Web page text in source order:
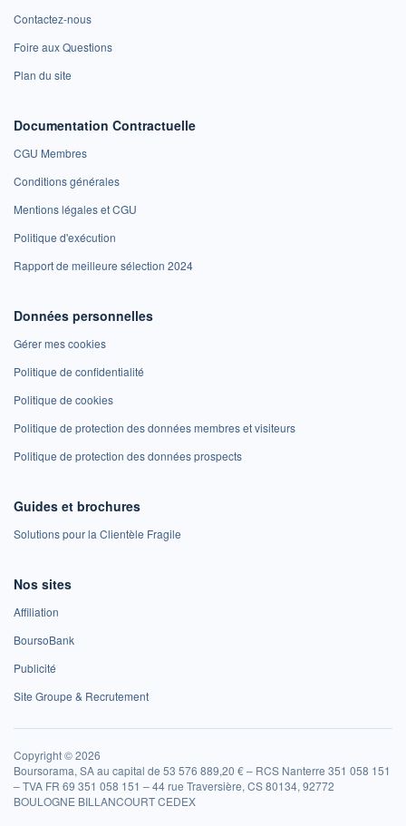
Contactez-nous
Foire aux Questions
Plan du site
Documentation Contractuelle
CGU Membres
Conditions générales
Mentions légales et CGU
Politique d'exécution
Rapport de meilleure sélection 2024
Données personnelles
Gérer mes cookies
Politique de confidentialité
Politique de cookies
Politique de protection des données membres et visiteurs
Politique de protection des données prospects
Guides et brochures
Solutions pour la Clientèle Fragile
Nos sites
Affiliation
BoursoBank
Publicité
Site Groupe & Recrutement
Copyright © 2026
Boursorama, SA au capital de 53 576 889,20 € – RCS Nanterre 351 058 151
– TVA FR 69 351 058 151 – 44 rue Traversière, CS 80134, 92772
BOULOGNE BILLANCOURT CEDEX